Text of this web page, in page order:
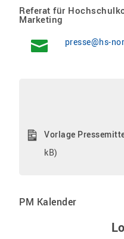
Referat für
Marketing
presse@hs-
Vorlage
kB)
PM Kalender